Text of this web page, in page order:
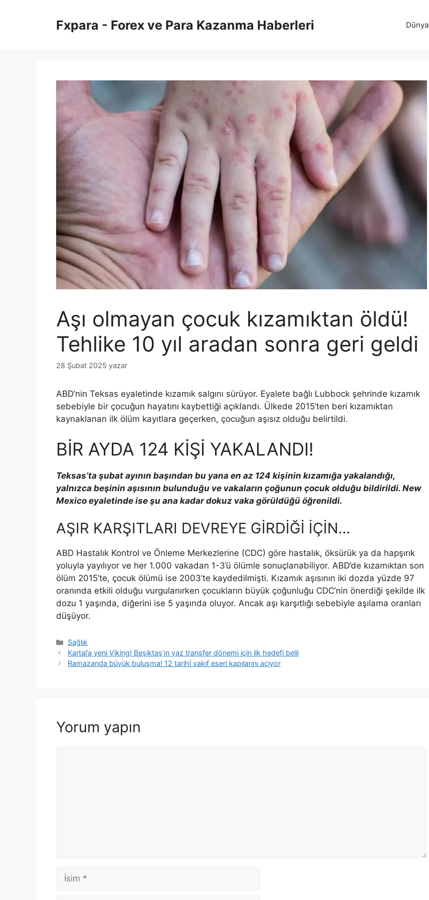
Fxpara - Forex ve Para Kazanma Haberleri Dünya
Aşı olmayan çocuk kızamıktan öldü!
Tehlike 10 yıl aradan sonra geri geldi
28 Şubat 2025 yazar
ABD’nin Teksas eyaletinde kızamık salgını sürüyor. Eyalete bağlı Lubbock şehrinde kızamık
sebebiyle bir çocuğun hayatını kaybettiği açıklandı. Ülkede 2015’ten beri kızamıktan
kaynaklanan ilk ölüm kayıtlara geçerken, çocuğun aşısız olduğu belirtildi.
BİR AYDA 124 KİŞİ YAKALANDI!
Teksas’ta şubat ayının başından bu yana en az 124 kişinin kızamığa yakalandığı,
yalnızca beşinin aşısının bulunduğu ve vakaların çoğunun çocuk olduğu bildirildi. New
Mexico eyaletinde ise şu ana kadar dokuz vaka görüldüğü öğrenildi.
AŞIR KARŞITLARI DEVREYE GİRDİĞİ İÇİN…
ABD Hastalık Kontrol ve Önleme Merkezlerine (CDC) göre hastalık, öksürük ya da hapşırık
yoluyla yayılıyor ve her 1.000 vakadan 1-3’ü ölümle sonuçlanabiliyor. ABD’de kızamıktan son
ölüm 2015’te, çocuk ölümü ise 2003’te kaydedilmişti. Kızamık aşısının iki dozda yüzde 97
oranında etkili olduğu vurgulanırken çocukların büyük çoğunluğu CDC’nin önerdiği şekilde ilk
dozu 1 yaşında, diğerini ise 5 yaşında oluyor. Ancak aşı karşıtlığı sebebiyle aşılama oranları
düşüyor.
Kategoriler
Sağlık
Kartal’a yeni Viking! Beşiktaş’ın yaz transfer dönemi için ilk hedefi belli
Ramazanda büyük buluşma! 12 tarihî vakıf eseri kapılarını açıyor
Yorum yapın
İsim